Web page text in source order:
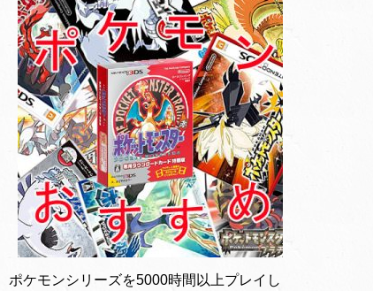
ポケモンシリーズを5000時間以上プレイし